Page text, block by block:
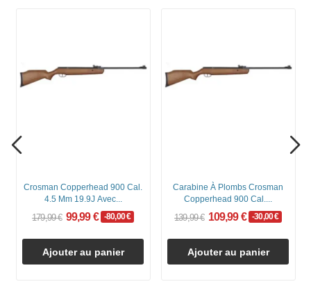
Crosman Copperhead 900 Cal.
4.5 Mm 19.9J Avec...
179,99 € 99,99 € -80,00 €
Ajouter au panier
Carabine À Plombs Crosman
Copperhead 900 Cal....
139,99 € 109,99 € -30,00 €
Ajouter au panier